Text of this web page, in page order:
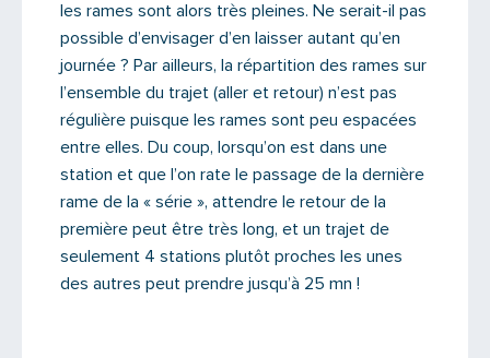
les rames sont alors très pleines. Ne serait-il pas
possible d’envisager d’en laisser autant qu’en
journée ? Par ailleurs, la répartition des rames sur
l’ensemble du trajet (aller et retour) n’est pas
régulière puisque les rames sont peu espacées
entre elles. Du coup, lorsqu’on est dans une
station et que l’on rate le passage de la dernière
rame de la « série », attendre le retour de la
première peut être très long, et un trajet de
seulement 4 stations plutôt proches les unes
des autres peut prendre jusqu’à 25 mn !